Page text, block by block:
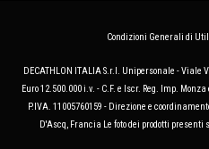
Condizioni Generali di
DECATHLON ITALIA S.r.l. Unipersonale - Viale
Euro 12.500.000 i.v. - C.F. e Iscr. Reg. Imp.
P.IVA. 11005760159 - Direzione e
D'Ascq, Francia Le foto dei prodotti